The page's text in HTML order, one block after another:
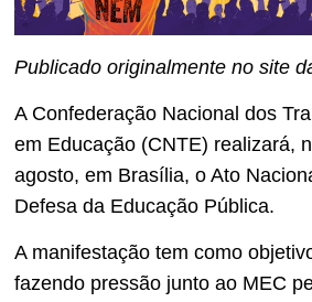
Publicado originalmente no site
A Confederação Nacional dos
em Educação (CNTE) realizará,
agosto, em Brasília, o Ato
Defesa da Educação Pública.
A manifestação tem como
fazendo pressão junto ao MEC